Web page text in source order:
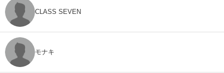
CLASS SEVEN
モナキ